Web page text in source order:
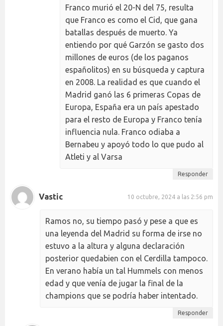
Franco murió el 20-N del 75, resulta
que Franco es como el Cid, que gana
batallas después de muerto. Ya
entiendo por qué Garzón se gasto dos
millones de euros (de los paganos
españolitos) en su búsqueda y captura
en 2008. La realidad es que cuando el
Madrid ganó las 6 primeras Copas de
Europa, España era un país apestado
para el resto de Europa y Franco tenía
influencia nula. Franco odiaba a
Bernabeu y apoyó todo lo que pudo al
Atleti y al Varsa
Responder
Vastic 10 octubre, 2024 a las 2:56 pm
Ramos no, su tiempo pasó y pese a que es
una leyenda del Madrid su forma de irse no
estuvo a la altura y alguna declaración
posterior quedabien con el Cerdilla tampoco.
En verano había un tal Hummels con menos
edad y que venía de jugar la final de la
champions que se podría haber intentado.
Responder